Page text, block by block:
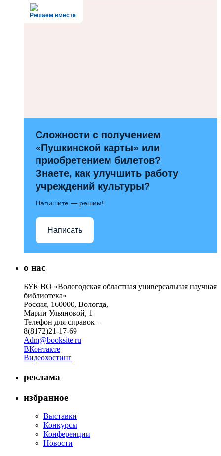
Решаем вместе
Сложности с получением
«Пушкинской карты» или
приобретением билетов?
Знаете, как улучшить работу
учреждений культуры?
Напишите — решим!
Написать
о нас
БУК ВО «Вологодская областная универсальная научная
библиотека»
Россия, 160000, Вологда,
Марии Ульяновой, 1
Телефон для справок –
8(8172)21-17-69
Adm@booksite.ru
ВКонтакте
Видеохостинг
реклама
избранное
Выставки
Конкурсы
Конференции
Новости